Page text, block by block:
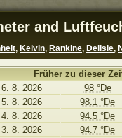
and
, Kelvin, Rankine, Delisle,
Früher zu dieser
6. 8. 2026
98 °De
5. 8. 2026
98.1 °De
4. 8. 2026
94.5 °De
3. 8. 2026
94.7 °De